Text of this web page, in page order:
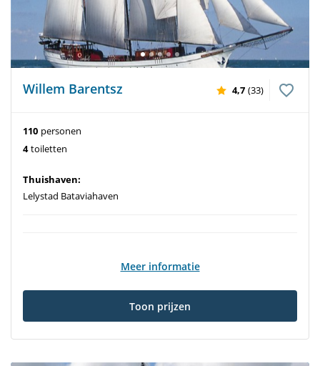
Willem Barentsz 4,7 (33)
110 personen
4 toiletten
Thuishaven:
Lelystad Bataviahaven
Meer informatie
Toon prijzen